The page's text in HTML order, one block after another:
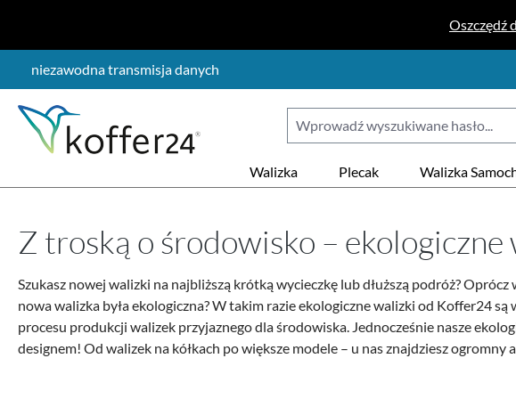
Oszczędź
niezawodna transmisja danych
Walizka Plecak Walizka
Z troską o środowisko –
Szukasz nowej walizki na najbliższą krótką wycieczkę lub dłuższą podróż?
nowa walizka była ekologiczna? W takim razie ekologiczne walizki od Koffer24
procesu produkcji walizek przyjaznego dla środowiska. Jednocześnie nasze
designem! Od walizek na kółkach po większe modele – u nas znajdziesz